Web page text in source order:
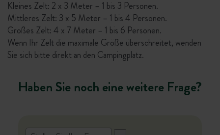
Kleines Zelt: 2 x 3 Meter – 1 bis 3 Personen.
Mittleres Zelt: 3 x 5 Meter – 1 bis 4 Personen.
Großes Zelt: 4 x 7 Meter – 1 bis 6 Personen.
Wenn Ihr Zelt die maximale Größe überschreitet, wenden
Sie sich bitte direkt an den Campingplatz.
Haben Sie noch eine weitere Frage?